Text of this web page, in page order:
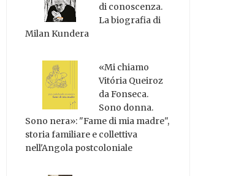
di conoscenza.
La biografia di
Milan Kundera
«Mi chiamo
Vitória Queiroz
da Fonseca.
Sono donna.
Sono nera»: "Fame di mia madre",
storia familiare e collettiva
nell'Angola postcoloniale